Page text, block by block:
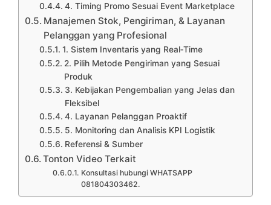
4. Timing Promo Sesuai Event Marketplace
Manajemen Stok, Pengiriman, & Layanan
Pelanggan yang Profesional
1. Sistem Inventaris yang Real‑Time
2. Pilih Metode Pengiriman yang Sesuai
Produk
3. Kebijakan Pengembalian yang Jelas dan
Fleksibel
4. Layanan Pelanggan Proaktif
5. Monitoring dan Analisis KPI Logistik
Referensi & Sumber
Tonton Video Terkait
Konsultasi hubungi WHATSAPP
081804303462.